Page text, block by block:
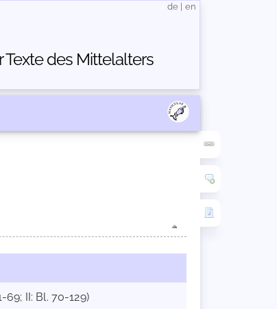
des Mittelalters
de en
69; II: Bl. 70-129)